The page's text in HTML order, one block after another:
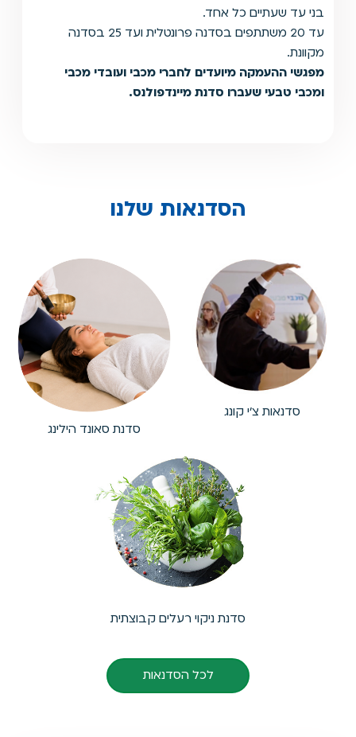
בני עד שעתיים כל אחד.
עד 20 משתתפים בסדנה פרונטלית ועד 25 בסדנה
מקוונת.
מפגשי ההעמקה מיועדים לחברי מכבי ועובדי מכבי
ומכבי טבעי שעברו סדנת מיינדפולנס.
הסדנאות שלנו
סדנאות צ'י קונג
סדנת סאונד הילינג
סדנת ניקוי רעלים קבוצתית
לכל הסדנאות